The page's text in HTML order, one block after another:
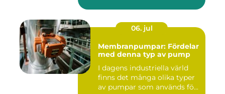
06. jul
Membranpumpar: Fördelar
med denna typ av pump
I dagens industriella värld
finns det många olika typer
av pumpar som används fö...